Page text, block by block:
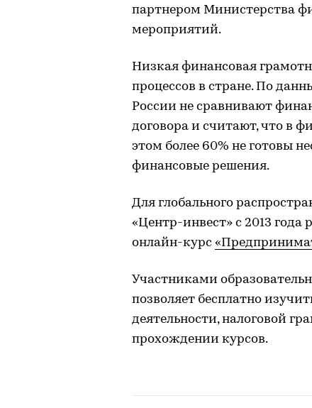
партнером Министерства
мероприятий.
Низкая финансовая
процессов в стране. По
России не сравнивают
договора и считают, что в
этом более 60% не готовы
финансовые решения.
Для глобального
«Центр-инвест» с 2013
онлайн-курс
Участниками
позволяет бесплатно
деятельности, налоговой
прохождении курсов.